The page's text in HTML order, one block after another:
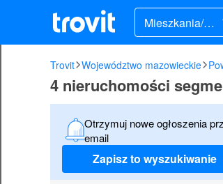
Mieszkania/Do
my (sprzedaż)
Trovit Województwo mazowieckie
4 nieruchomości
Otrzymuj nowe ogłoszenia
email
Zapisz to wyszukiwanie